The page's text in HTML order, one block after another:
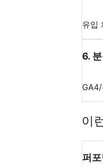
유입
6.
이
퍼